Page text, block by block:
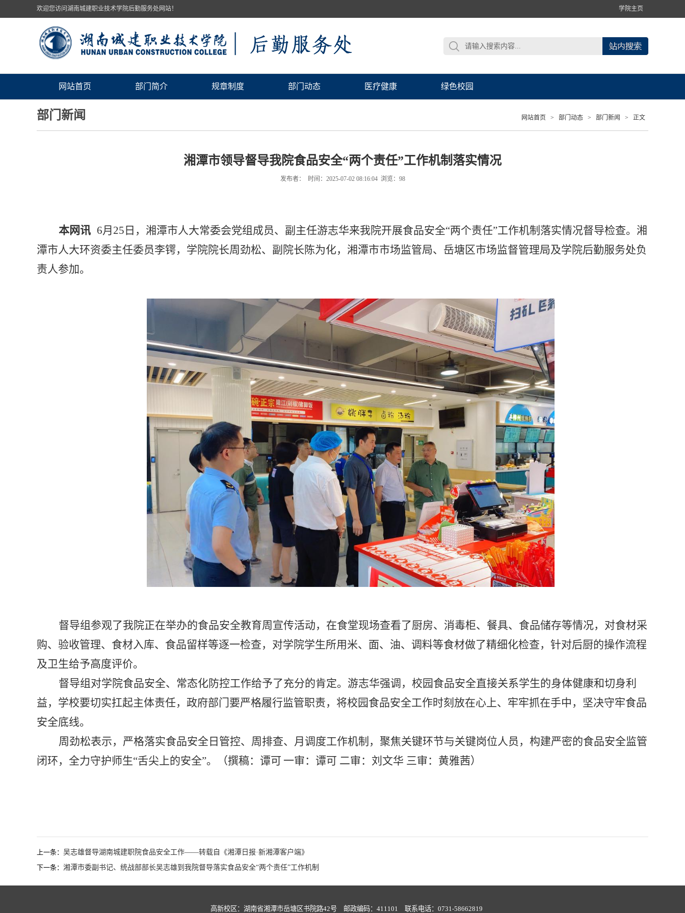
欢迎您访问湖南城建职业技术学院后勤服务处网站！ 学院主页
网站首页 部门简介 规章制度 部门动态 医疗健康 绿色校园
部门新闻 网站首页 > 部门动态 > 部门新闻 > 正文
湘潭市领导督导我院食品安全“两个责任”工作机制落实情况
发布者： 时间：2025-07-02 08:16:04 浏览： 98
本网讯 6月25日 ，湘潭市人大常委会党组成员、副主任游志华来我院开展食品安全“两个责任”工作机制落实情况督导检查。湘
潭市人大环资委主任委员李锷，学院院长周劲松、副院长陈为化， 湘潭市市场监管局、 岳塘区市场监督管理局及学院后勤服务处负
责人参加。
督导组参观了我院正在举办的食品安全教育周宣传活动， 在食堂现场查看了厨房、消毒柜、餐具、食品储存等情况，对食材采
购、验收管理、食材入库、食品留样等逐一检查，对学院学生所用米、面、油、调料等食材做了精细化检查，针对后厨的操作流程
及卫生给予高度评价。
督导组对学院食品安全、常态化防控工作给予了充分的肯定。游志华强调，校园食品安全直接关系学生的身体健康和切身利
益，学校要切实扛起主体责任，政府部门要严格履行监管职责，将校园食品安全工作时刻放在心上、牢牢抓在手中，坚决守牢食品
安全底线。
周劲松表示， 严格落实食品安全日管控、周排查、月调度工作机制，聚焦关键环节与关键岗位人员，构建严密的食品安全监管
闭环，全力守护师生“舌尖上的安全”。 （撰稿： 谭可 一审：谭可 二审：刘文华 三审：黄雅茜）
上一条： 吴志雄督导湖南城建职院食品安全工作——转载自《湘潭日报·新湘潭客户端》
下一条： 湘潭市委副书记、统战部部长吴志雄到我院督导落实食品安全“两个责任”工作机制
高新校区：湖南省湘潭市岳塘区书院路42号 邮政编码：411101 联系电话：0731-58662819